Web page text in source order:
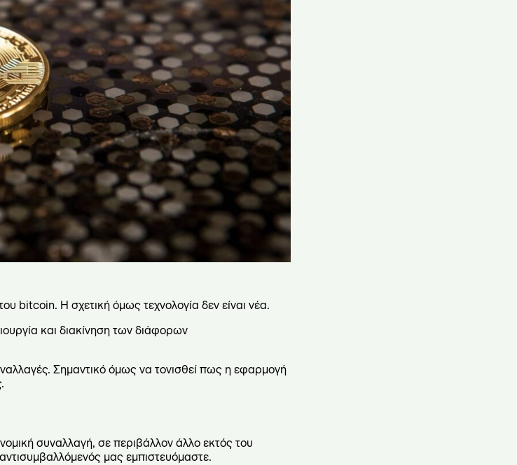
bitcoin. Η σχετική όμως τεχνολογία δεν είναι νέα.
και διακίνηση των διάφορων
Σημαντικό όμως να τονισθεί πως η εφαρμογή
συναλλαγή, σε περιβάλλον άλλο εκτός του
μας εμπιστευόμαστε.